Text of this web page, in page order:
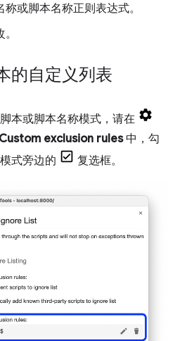
或脚本名称正则表达式。
的自定义列表
本或脚本名称模式，请在
Custom exclusion rules中，勾
式旁边的
复选框。